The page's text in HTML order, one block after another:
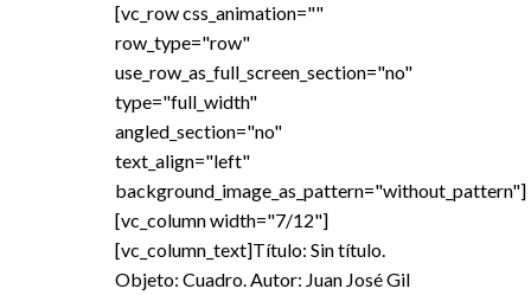
[vc_row css_animation=""
row_type="row"
use_row_as_full_screen_section="no"
type="full_width"
angled_section="no"
text_align="left"
background_image_as_pattern="without_pattern"]
[vc_column width="7/12"]
[vc_column_text]Título: Sin título.
Objeto: Cuadro. Autor: Juan José Gil